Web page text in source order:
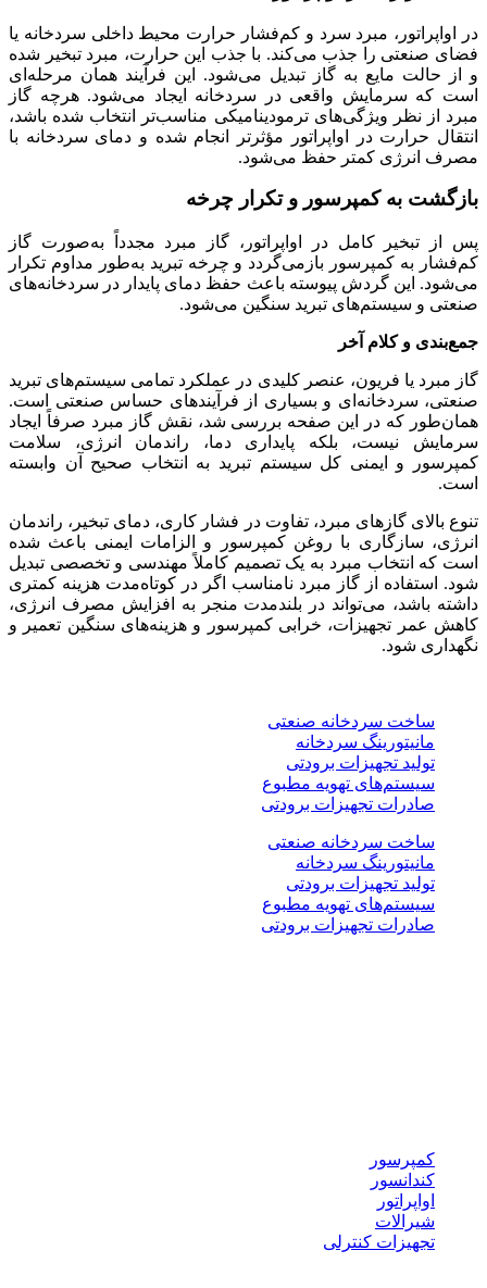
در اواپراتور، مبرد سرد و کم‌فشار حرارت محیط داخلی سردخانه یا
فضای صنعتی را جذب می‌کند. با جذب این حرارت، مبرد تبخیر شده
و از حالت مایع به گاز تبدیل می‌شود. این فرآیند همان مرحله‌ای
است که سرمایش واقعی در سردخانه ایجاد می‌شود. هرچه گاز
مبرد از نظر ویژگی‌های ترمودینامیکی مناسب‌تر انتخاب شده باشد،
انتقال حرارت در اواپراتور مؤثرتر انجام شده و دمای سردخانه با
مصرف انرژی کمتر حفظ می‌شود.
بازگشت به کمپرسور و تکرار چرخه
پس از تبخیر کامل در اواپراتور، گاز مبرد مجدداً به‌صورت گاز
کم‌فشار به کمپرسور بازمی‌گردد و چرخه تبرید به‌طور مداوم تکرار
می‌شود. این گردش پیوسته باعث حفظ دمای پایدار در سردخانه‌های
صنعتی و سیستم‌های تبرید سنگین می‌شود.
جمع‌بندی و کلام آخر
گاز مبرد یا فریون، عنصر کلیدی در عملکرد تمامی سیستم‌های تبرید
صنعتی، سردخانه‌ای و بسیاری از فرآیندهای حساس صنعتی است.
همان‌طور که در این صفحه بررسی شد، نقش گاز مبرد صرفاً ایجاد
سرمایش نیست، بلکه پایداری دما، راندمان انرژی، سلامت
کمپرسور و ایمنی کل سیستم تبرید به انتخاب صحیح آن وابسته
است.
تنوع بالای گازهای مبرد، تفاوت در فشار کاری، دمای تبخیر، راندمان
انرژی، سازگاری با روغن کمپرسور و الزامات ایمنی باعث شده
است که انتخاب مبرد به یک تصمیم کاملاً مهندسی و تخصصی تبدیل
شود. استفاده از گاز مبرد نامناسب اگر در کوتاه‌مدت هزینه کمتری
داشته باشد، می‌تواند در بلندمدت منجر به افزایش مصرف انرژی،
کاهش عمر تجهیزات، خرابی کمپرسور و هزینه‌های سنگین تعمیر و
نگهداری شود.
ساخت سردخانه صنعتی
مانیتورینگ سردخانه
تولید تجهیزات برودتی
سیستم‌های تهویه مطبوع
صادرات تجهیزات برودتی
ساخت سردخانه صنعتی
مانیتورینگ سردخانه
تولید تجهیزات برودتی
سیستم‌های تهویه مطبوع
صادرات تجهیزات برودتی
کمپرسور
کندانسور
اواپراتور
شیرالات
تجهیزات کنترلی